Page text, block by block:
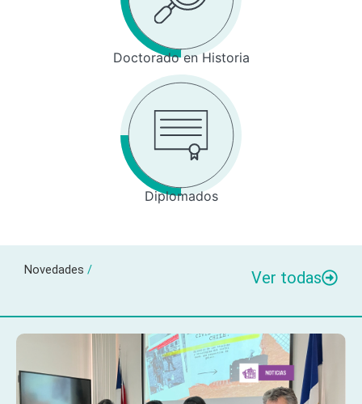
Doctorado en Historia
Diplomados
Novedades / Ver todas